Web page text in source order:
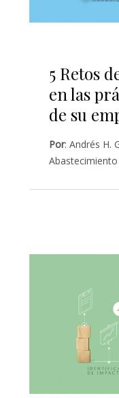
5 Retos
en las
de su
Por: Andrés H.
Abastecimiento